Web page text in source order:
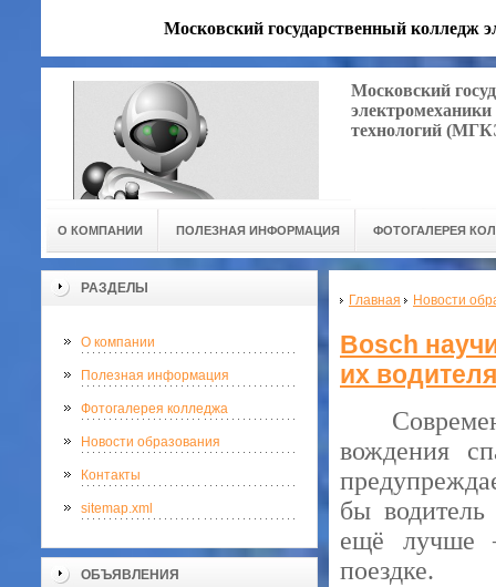
Московский государственный
Московский
технологий
О КОМПАНИИ ПОЛЕЗНАЯ ИНФОРМАЦИЯ ФОТОГАЛЕРЕЯ
РАЗДЕЛЫ
О компании
Полезная информация
Фотогалерея колледжа
Новости образования
Контакты
sitemap.xml
ОБЪЯВЛЕНИЯ
Главная Новости
Bosch
их водителя
вождения
бы
ещё лучше
поездке.